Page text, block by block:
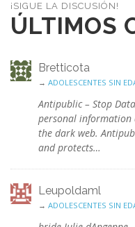
¡SIGUE LA DISCUSIÓN!
ÚLTIMOS
Bretticota
→ ADOLESCENTES SIN
Antipublic – Stop
personal information
the dark web.
and protects…
Leupoldaml
→ ADOLESCENTES SIN